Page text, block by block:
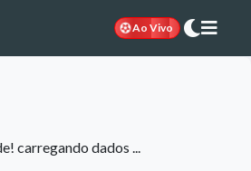
Ao Vivo
carregando dados ...